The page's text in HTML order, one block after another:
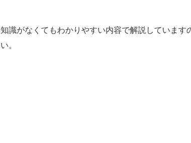
知識がなくてもわかりやすい内容で解説しています
い。